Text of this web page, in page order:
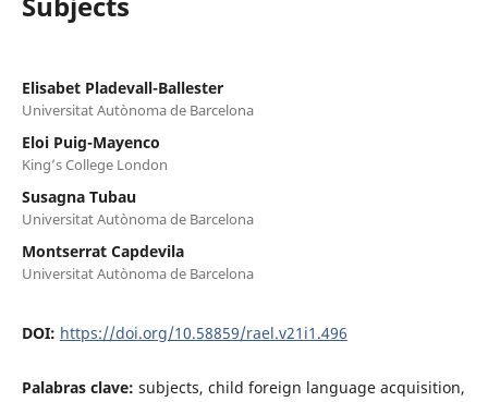
Elisabet Pladevall-Ballester
Universitat Autònoma de Barcelona
Eloi Puig-Mayenco
King’s College London
Susagna Tubau
Universitat Autònoma de Barcelona
Montserrat Capdevila
Universitat Autònoma de Barcelona
DOI: https://doi.org/10.58859/rael.v21i1.496
Palabras clave: subjects, child foreign language acquisition,